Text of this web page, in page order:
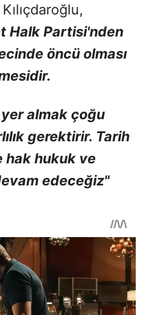
Halk Partisi'nden
öncü olması
almak çoğu
gerektirir. Tarih
hak hukuk ve
edeceğiz"